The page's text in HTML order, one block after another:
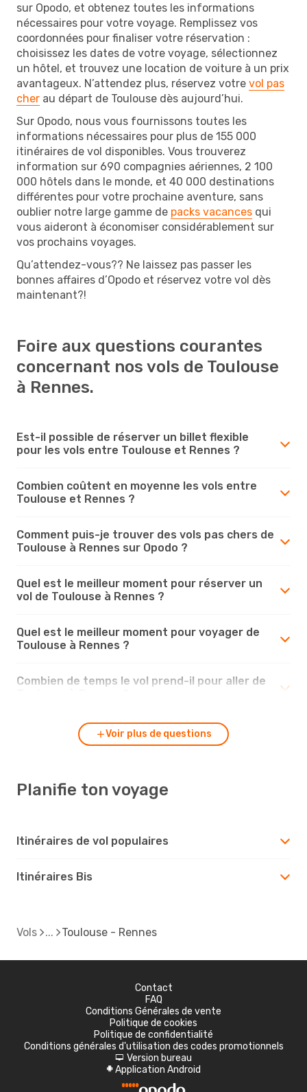
sur Opodo, et obtenez toutes les informations
nécessaires pour votre voyage. Remplissez vos
coordonnées pour finaliser votre réservation :
choisissez les dates de votre voyage, sélectionnez
un hôtel, et trouvez une location de voiture à un prix
avantageux. N’attendez plus, réservez votre vol pas
cher au départ de Toulouse dès aujourd’hui.
Sur Opodo, nous vous fournissons toutes les
informations nécessaires pour plus de 155 000
itinéraires de vol disponibles. Vous trouverez
information sur 690 compagnies aériennes, 2 100
000 hôtels dans le monde, et 40 000 destinations
différentes pour votre prochaine aventure, sans
oublier notre large gamme de packs vacances qui
vous aideront à économiser considérablement sur
vos prochains voyages.
Qu’attendez-vous?? Ne laissez pas passer les
bonnes affaires d’Opodo et réservez votre vol dès
maintenant?!
Foire aux questions courantes
concernant nos vols de Toulouse
à Rennes.
Est-il possible de réserver un billet flexible
pour les vols entre Toulouse et Rennes ?
Combien coûtent en moyenne les vols entre
Toulouse et Rennes ?
Comment puis-je trouver des vols pas chers de
Toulouse à Rennes sur Opodo ?
Quel est le meilleur moment pour réserver un
vol de Toulouse à Rennes ?
Quel est le meilleur moment pour voyager de
Toulouse à Rennes ?
Combien de temps le vol prend-il pour aller de
Voir plus de questions
Planifie ton voyage
Itinéraires de vol populaires
Itinéraires Bis
Vols Toulouse - Rennes
Contact
FAQ
Conditions Générales de vente
Politique de cookies
Politique de confidentialité
Conditions générales d'utilisation des codes promotionnels
d Version bureau
A Application Android